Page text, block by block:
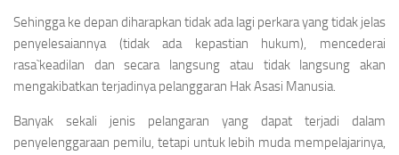
Sehingga ke depan diharapkan tidak ada lagi perkara yang tidak jelas
penyelesaiannya (tidak ada kepastian hukum), mencederai
rasa`keadilan dan secara langsung atau tidak langsung akan
mengakibatkan terjadinya pelanggaran Hak Asasi Manusia.
Banyak sekali jenis pelangaran yang dapat terjadi dalam
penyelenggaraan pemilu, tetapi untuk lebih muda mempelajarinya,